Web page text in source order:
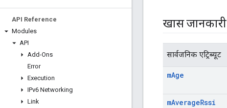
API Reference
Modules
API
Add-Ons
Error
Execution
IPv6 Networking
Link
खास जानकारी
सार्वजनिक एट्रिब्यूट
mAge
mAverageRssi